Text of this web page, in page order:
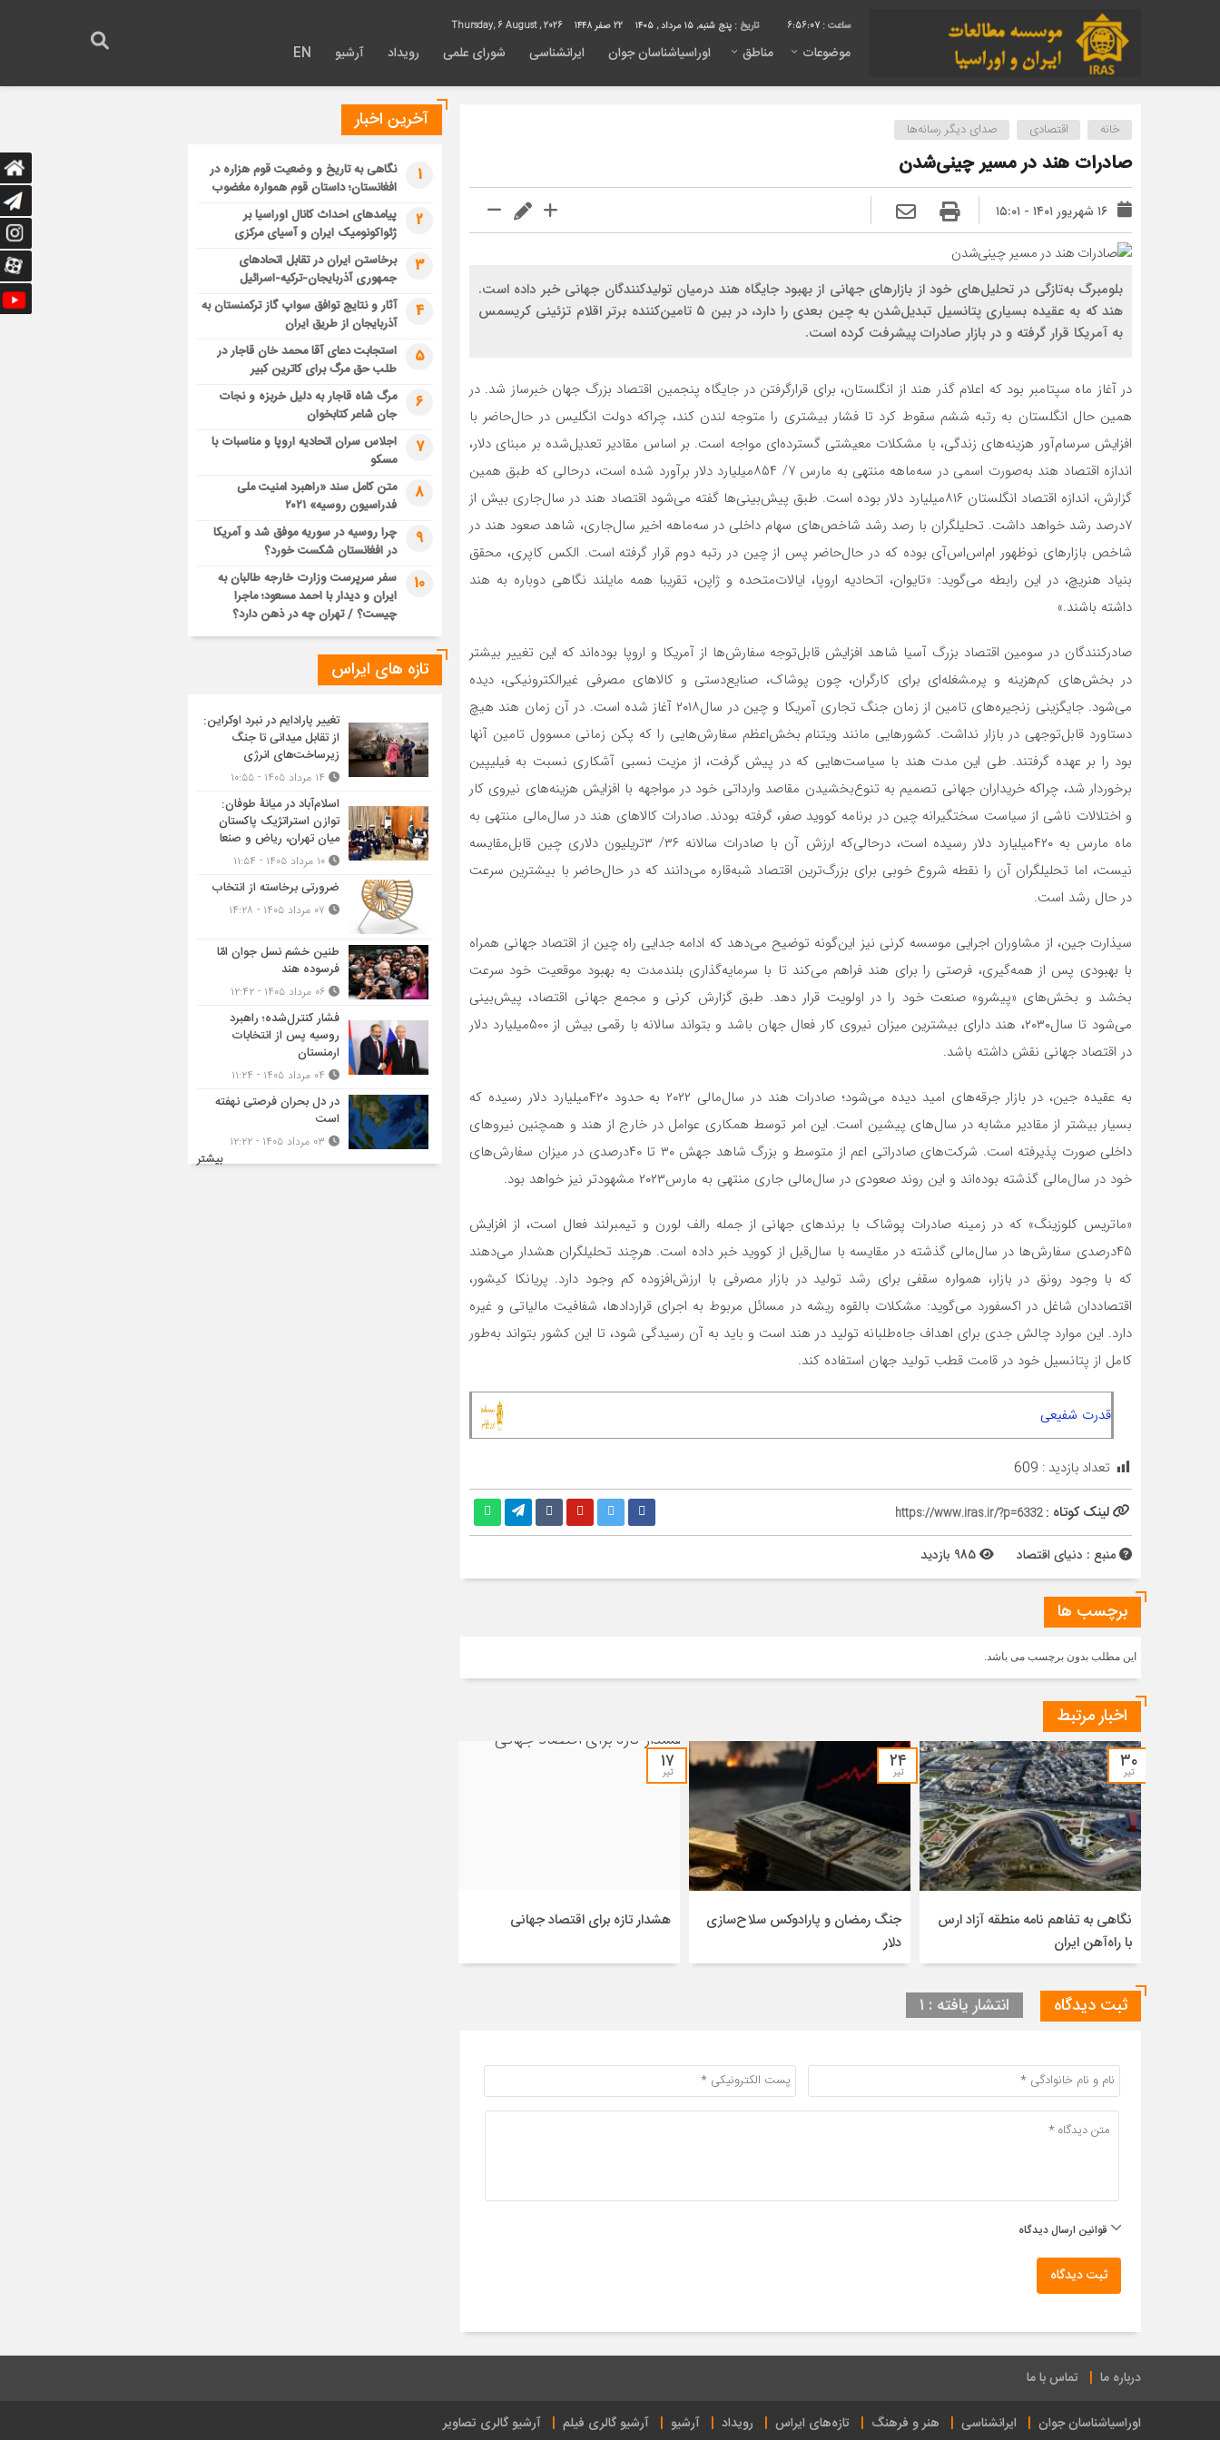
6:56:08 تاریخ : پنج شنبه, ۱۵ مرداد , ۱۴۰۵ 22 صفر 1448
موضوعات مناطق اوراسیاشناسان جوان ایرانشناسی شورای علمی رویداد آرشیو EN
خانه اقتصادی صدای دیگر رسانه‌ها
صادرات هند در مسیر چینی‌شدن
۱۶ شهریور ۱۴۰۱ - ۱۵:۰۱
بلومبرگ به‌تازگی در تحلیل‌های خود از بازارهای جهانی از بهبود جایگاه هند درمیان تولیدکنندگان جهانی خبر داده است.
هند که به عقیده بسیاری پتانسیل تبدیل‌شدن به چین بعدی را دارد، در بین ۵ تامین‌‌‌‌‌‌‌‌‌‌‌‌کننده برتر اقلام تزئینی کریسمس
به آمریکا قرار گرفته و در بازار صادرات پیشرفت کرده است.
در آغاز ‌ماه سپتامبر بود که اعلام گذر هند از انگلستان، برای قرارگرفتن در جایگاه پنجمین اقتصاد بزرگ جهان خبرساز شد. در
همین حال انگلستان به رتبه ششم سقوط کرد تا فشار بیشتری را متوجه لندن کند، چراکه دولت انگلیس در حال‌حاضر با
افزایش سرسام‌‌‌‌‌‌‌‌‌‌‌‌آور هزینه‌های زندگی، با مشکلات معیشتی گسترده‌‌‌‌‌‌‌‌‌‌‌‌ای مواجه است. بر اساس مقادیر تعدیل‌شده بر مبنای دلار،
اندازه اقتصاد هند به‌صورت اسمی در سه‌ماهه منتهی به مارس ۷/ ۸۵۴‌میلیارد دلار برآورد شده است، درحالی که طبق همین
گزارش، اندازه اقتصاد انگلستان ۸۱۶‌میلیارد دلار بوده است. طبق پیش‌بینی‌‌‌‌‌‌‌‌‌‌‌‌ها گفته می‌شود اقتصاد هند در سال‌جاری بیش از
۷‌درصد رشد خواهد داشت. تحلیلگران با رصد رشد شاخص‌های سهام داخلی در سه‌‌‌‌‌‌‌‌‌‌‌‌ماهه اخیر سال‌جاری، شاهد صعود هند در
شاخص بازارهای نوظهور ام‌‌‌‌‌‌‌‌‌‌‌‌اس‌‌‌‌‌‌‌‌‌‌‌‌اس‌‌‌‌‌‌‌‌‌‌‌‌آی بوده که در حال‌حاضر پس از چین در رتبه دوم قرار گرفته‌‌‌‌‌‌‌‌‌‌‌‌ است. الکس کاپری، محقق
بنیاد هنریچ، در این رابطه می‌گوید: «تایوان، اتحادیه اروپا، ایالات‌متحده و ژاپن، تقریبا همه مایلند نگاهی دوباره به هند
داشته باشند.»
صادرکنندگان در سومین اقتصاد بزرگ آسیا شاهد افزایش قابل‌توجه سفارش‌ها از آمریکا و اروپا بوده‌‌‌‌‌‌‌‌‌‌‌‌اند که این تغییر بیشتر
در بخش‌های کم‌‌‌‌‌‌‌‌‌‌‌‌هزینه و پرمشغله‌‌‌‌‌‌‌‌‌‌‌‌ای برای کارگران، چون پوشاک، صنایع‌دستی و کالاهای مصرفی غیرالکترونیکی، دیده
می‌شود. جایگزینی زنجیره‌‌‌‌‌‌‌‌‌‌‌‌های تامین از زمان جنگ تجاری آمریکا و چین در سال‌۲۰۱۸ آغاز شده است. در آن زمان هند هیچ
دستاورد قابل‌‌‌‌‌‌‌‌‌‌‌‌توجهی در بازار نداشت. کشورهایی مانند ویتنام بخش‌اعظم سفارش‌‌‌‌‌‌‌‌‌‌‌‌هایی را که پکن زمانی مسوول تامین آنها
بود را بر عهده گرفتند. طی این مدت هند با سیاست‌هایی که در پیش گرفت، از مزیت نسبی آشکاری نسبت به فیلیپین
برخوردار شد، چراکه خریداران جهانی تصمیم به تنوع‌بخشیدن مقاصد وارداتی خود در مواجهه با افزایش هزینه‌های نیروی کار
و اختلالات ناشی از سیاست سختگیرانه چین در برنامه کووید صفر، گرفته بودند. صادرات کالاهای هند در سال‌مالی منتهی به
‌ماه مارس به ۴۲۰‌میلیارد دلار رسیده است، درحالی‌که ارزش آن با صادرات سالانه ۳۶/ ۳‌تریلیون دلاری چین قابل‌مقایسه
نیست، اما تحلیلگران آن را نقطه شروع خوبی برای بزرگ‌ترین اقتصاد شبه‌‌‌‌‌‌‌‌‌‌‌‌قاره می‌‌‌‌‌‌‌‌‌‌‌‌دانند که در حال‌حاضر با بیشترین سرعت
در حال رشد است.
سیذارت جین، از مشاوران اجرایی موسسه کرنی نیز این‌گونه توضیح می‌دهد که ادامه جدایی راه چین از اقتصاد جهانی همراه
با بهبودی پس از همه‌‌‌‌‌‌‌‌‌‌‌‌گیری، فرصتی را برای هند فراهم می‌کند تا با سرمایه‌گذاری بلندمدت به بهبود موقعیت خود سرعت
بخشد و بخش‌های «پیشرو» صنعت خود را در اولویت قرار دهد. طبق گزارش کرنی و مجمع جهانی اقتصاد، پیش‌بینی
می‌شود تا سال‌۲۰۳۰، هند دارای بیشترین میزان نیروی کار فعال جهان باشد و بتواند سالانه با رقمی بیش از ۵۰۰‌میلیارد دلار
در اقتصاد جهانی نقش داشته باشد.
به عقیده جین، در بازار جرقه‌‌‌‌‌‌‌‌‌‌‌‌های امید دیده می‌شود؛ صادرات هند در سال‌مالی ۲۰۲۲ به حدود ۴۲۰‌میلیارد دلار رسیده که
بسیار بیشتر از مقادیر مشابه در سال‌های پیشین است. این امر توسط همکاری عوامل در خارج از هند و همچنین نیروهای
داخلی صورت پذیرفته است. شرکت‌های صادراتی اعم از متوسط و بزرگ شاهد جهش ۳۰ تا ۴۰‌درصدی در میزان سفارش‌های
خود در سال‌مالی گذشته بوده‌‌‌‌‌‌‌‌‌‌‌‌اند و این روند صعودی در سال‌مالی جاری منتهی به مارس۲۰۲۳ مشهودتر نیز خواهد بود.
«ماتریس کلوزینگ» که در زمینه صادرات پوشاک با برندهای جهانی از جمله رالف لورن و تیمبرلند فعال است، از افزایش
۴۵‌درصدی سفارش‌ها در سال‌مالی گذشته در مقایسه با سال‌قبل از کووید خبر داده است. هرچند تحلیلگران هشدار می‌دهند
که با وجود رونق در بازار، همواره سقفی برای رشد تولید در بازار مصرفی با ارزش‌‌‌‌‌‌‌‌‌‌‌‌افزوده کم وجود دارد. پریانکا کیشور،
اقتصاددان شاغل در اکسفورد می‌گوید: مشکلات بالقوه ریشه در مسائل مربوط به اجرای قراردادها، شفافیت مالیاتی و غیره
دارد. این موارد چالش جدی برای اهداف جاه‌‌‌‌‌‌‌‌‌‌‌‌طلبانه تولید در هند است و باید به آن رسیدگی شود، تا این کشور بتواند به‌طور
کامل از پتانسیل خود در قامت قطب تولید جهان استفاده کند.
قدرت شفیعی
تعداد بازدید : 609
لینک کوتاه :https://www.iras.ir/?p=6332
منبع : دنیای اقتصاد
برچسب ها
این مطلب بدون برچسب می باشد.
اخبار مرتبط
۳۰
تیر
نگاهی به تفاهم نامه منطقه آزاد ارس
با راه‌آهن ایران
۲۴
تیر
جنگ رمضان و پارادوکس سلاح‌سازی
دلار
۱۷
تیر
هشدار تازه برای اقتصاد جهانی
ثبت دیدگاه انتشار یافته : ۱
قوانین ارسال دیدگاه
ثبت دیدگاه
آخرین اخبار
1
نگاهی به تاریخ و وضعیت قوم هزاره در
افغانستان؛ داستان قوم همواره مغضوب
2
پیامدهای احداث کانال اوراسیا بر
ژئواکونومیک ایران و آسیای مرکزی
3
برخاستن ایران در تقابل اتحادهای
جمهوری آذربایجان-ترکیه-اسرائیل
4
آثار و نتایج توافق سواپ گاز ترکمنستان به
آذربایجان از طریق ایران
5
استجابت دعای آقا محمد خان قاجار در
طلب حق مرگ برای کاترین کبیر
6
مرگ شاه قاجار به دلیل خربزه و نجات
جان شاعر کتابخوان
7
اجلاس سران اتحادیه اروپا و مناسبات با
مسکو
8
متن کامل سند «راهبرد امنیت ملی
فدراسیون روسیه» ۲۰۲۱
9
چرا روسیه در سوریه موفق شد و آمریکا
در افغانستان شکست خورد؟
10
سفر سرپرست وزارت خارجه طالبان به
ایران و دیدار با احمد مسعود؛ ماجرا
چیست؟ / تهران چه در ذهن دارد؟
تازه های ایراس
تغییر پارادایم در نبرد اوکراین:
از تقابل میدانی تا جنگ
زیرساخت‌های انرژی
اسلام‌آباد در میانۀ طوفان:
توازن استراتژیک پاکستان
میان تهران، ریاض و صنعا
ضرورتی برخاسته از انتخاب
طنین خشم نسل جوان امّا
فرسوده هند
فشار کنترل‌شده؛ راهبرد
روسیه پس از انتخابات
ارمنستان
در دل بحران فرصتی نهفته
است
بیشتر
درباره ما تماس با ما
اوراسیاشناسان جوان ایرانشناسی هنر و فرهنگ تازه‌های ایراس رویداد آرشیو آرشیو گالری فیلم آرشیو گالری تصاویر